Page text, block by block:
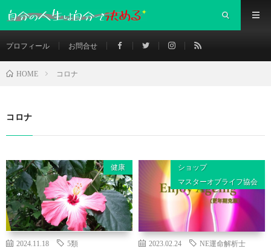
プロフィール お問合せ
HOME コロナ
コロナ
健康
2024.11.18 5類
ショップ
マスターオブライフ協会
2023.02.24 NE運命解析士